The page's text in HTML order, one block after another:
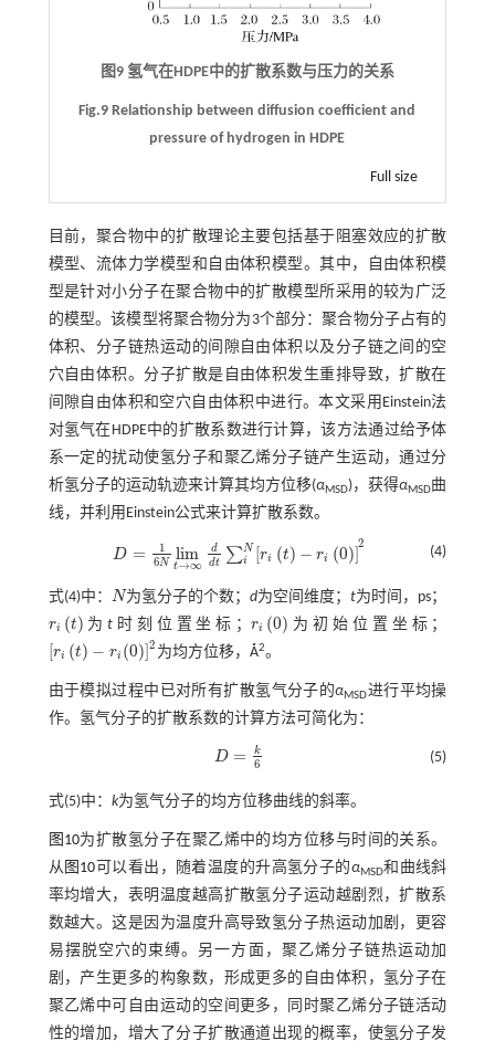
图9 氢气在HDPE中的扩散系数与压力的关系
Fig.9 Relationship between diffusion coefficient and
pressure of hydrogen in HDPE
Full size
目前，聚合物中的扩散理论主要包括基于阻塞效应的扩散
模型、流体力学模型和自由体积模型。其中，自由体积模
型是针对小分子在聚合物中的扩散模型所采用的较为广泛
的模型。该模型将聚合物分为3个部分：聚合物分子占有的
体积、分子链热运动的间隙自由体积以及分子链之间的空
穴自由体积。分子扩散是自由体积发生重排导致，扩散在
间隙自由体积和空穴自由体积中进行。本文采用Einstein法
对氢气在HDPE中的扩散系数进行计算，该方法通过给予体
系一定的扰动使氢分子和聚乙烯分子链产生运动，通过分
析氢分子的运动轨迹来计算其均方位移(αMSD)，获得αMSD曲
线，并利用Einstein公式来计算扩散系数。
D =
1
6N lim
t→∞
d
dt ∑N
i
[ri (t) − ri (0)]
2
D= 16 Nlim t→∞ dd t∑iN rit -ri0] 2 (4)
式(4)中： N
N 为氢分子的个数；d为空间维度；t为时间，ps；
ri (t)
rit 为t 时刻位置坐标；ri (0)
ri0 为初始位置坐标；
[ri (t) − ri (0)]2
rit -ri0 2 为均方位移，Å2。
由于模拟过程中已对所有扩散氢气分子的αMSD进行平均操
作。氢气分子的扩散系数的计算方法可简化为：
D = k
6
D= k6 (5)
式(5)中： k为氢气分子的均方位移曲线的斜率。
图10为扩散氢分子在聚乙烯中的均方位移与时间的关系。
从 图10 可以看出，随着温度的升高氢分子的αMSD和曲线斜
率均增大，表明温度越高扩散氢分子运动越剧烈，扩散系
数越大。这是因为温度升高导致氢分子热运动加剧，更容
易摆脱空穴的束缚。另一方面，聚乙烯分子链热运动加
剧，产生更多的构象数，形成更多的自由体积，氢分子在
聚乙烯中可自由运动的空间更多，同时聚乙烯分子链活动
性的增加，增大了分子扩散通道出现的概率，使氢分子发